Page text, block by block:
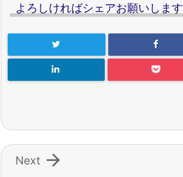
よろしければシェアお願いします

Next